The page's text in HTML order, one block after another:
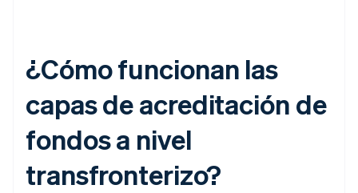
¿Cómo funcionan las
capas de acreditación de
fondos a nivel
transfronterizo?